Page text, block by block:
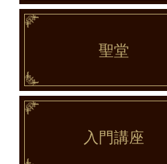
聖堂
入門講座